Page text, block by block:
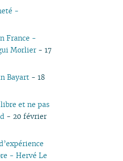
-
France -
Morlier - 17
Bayart - 18
et ne pas
- 20 février
- Hervé Le